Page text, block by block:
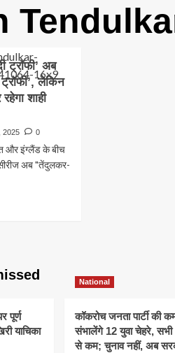
ट्रॉफी’ अब
लेकिन
शाही
2025 0
और इंग्लैंड के बीच
अब "तेंदुलकर-
पूर्ण
याचिका
National
कॉकरोच जनता पार्टी की
संभालेंगे 12 युवा चेहरे,
से कम; चुनाव नहीं, अब